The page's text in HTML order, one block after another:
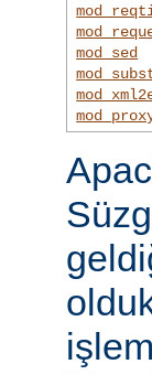
mod_sed